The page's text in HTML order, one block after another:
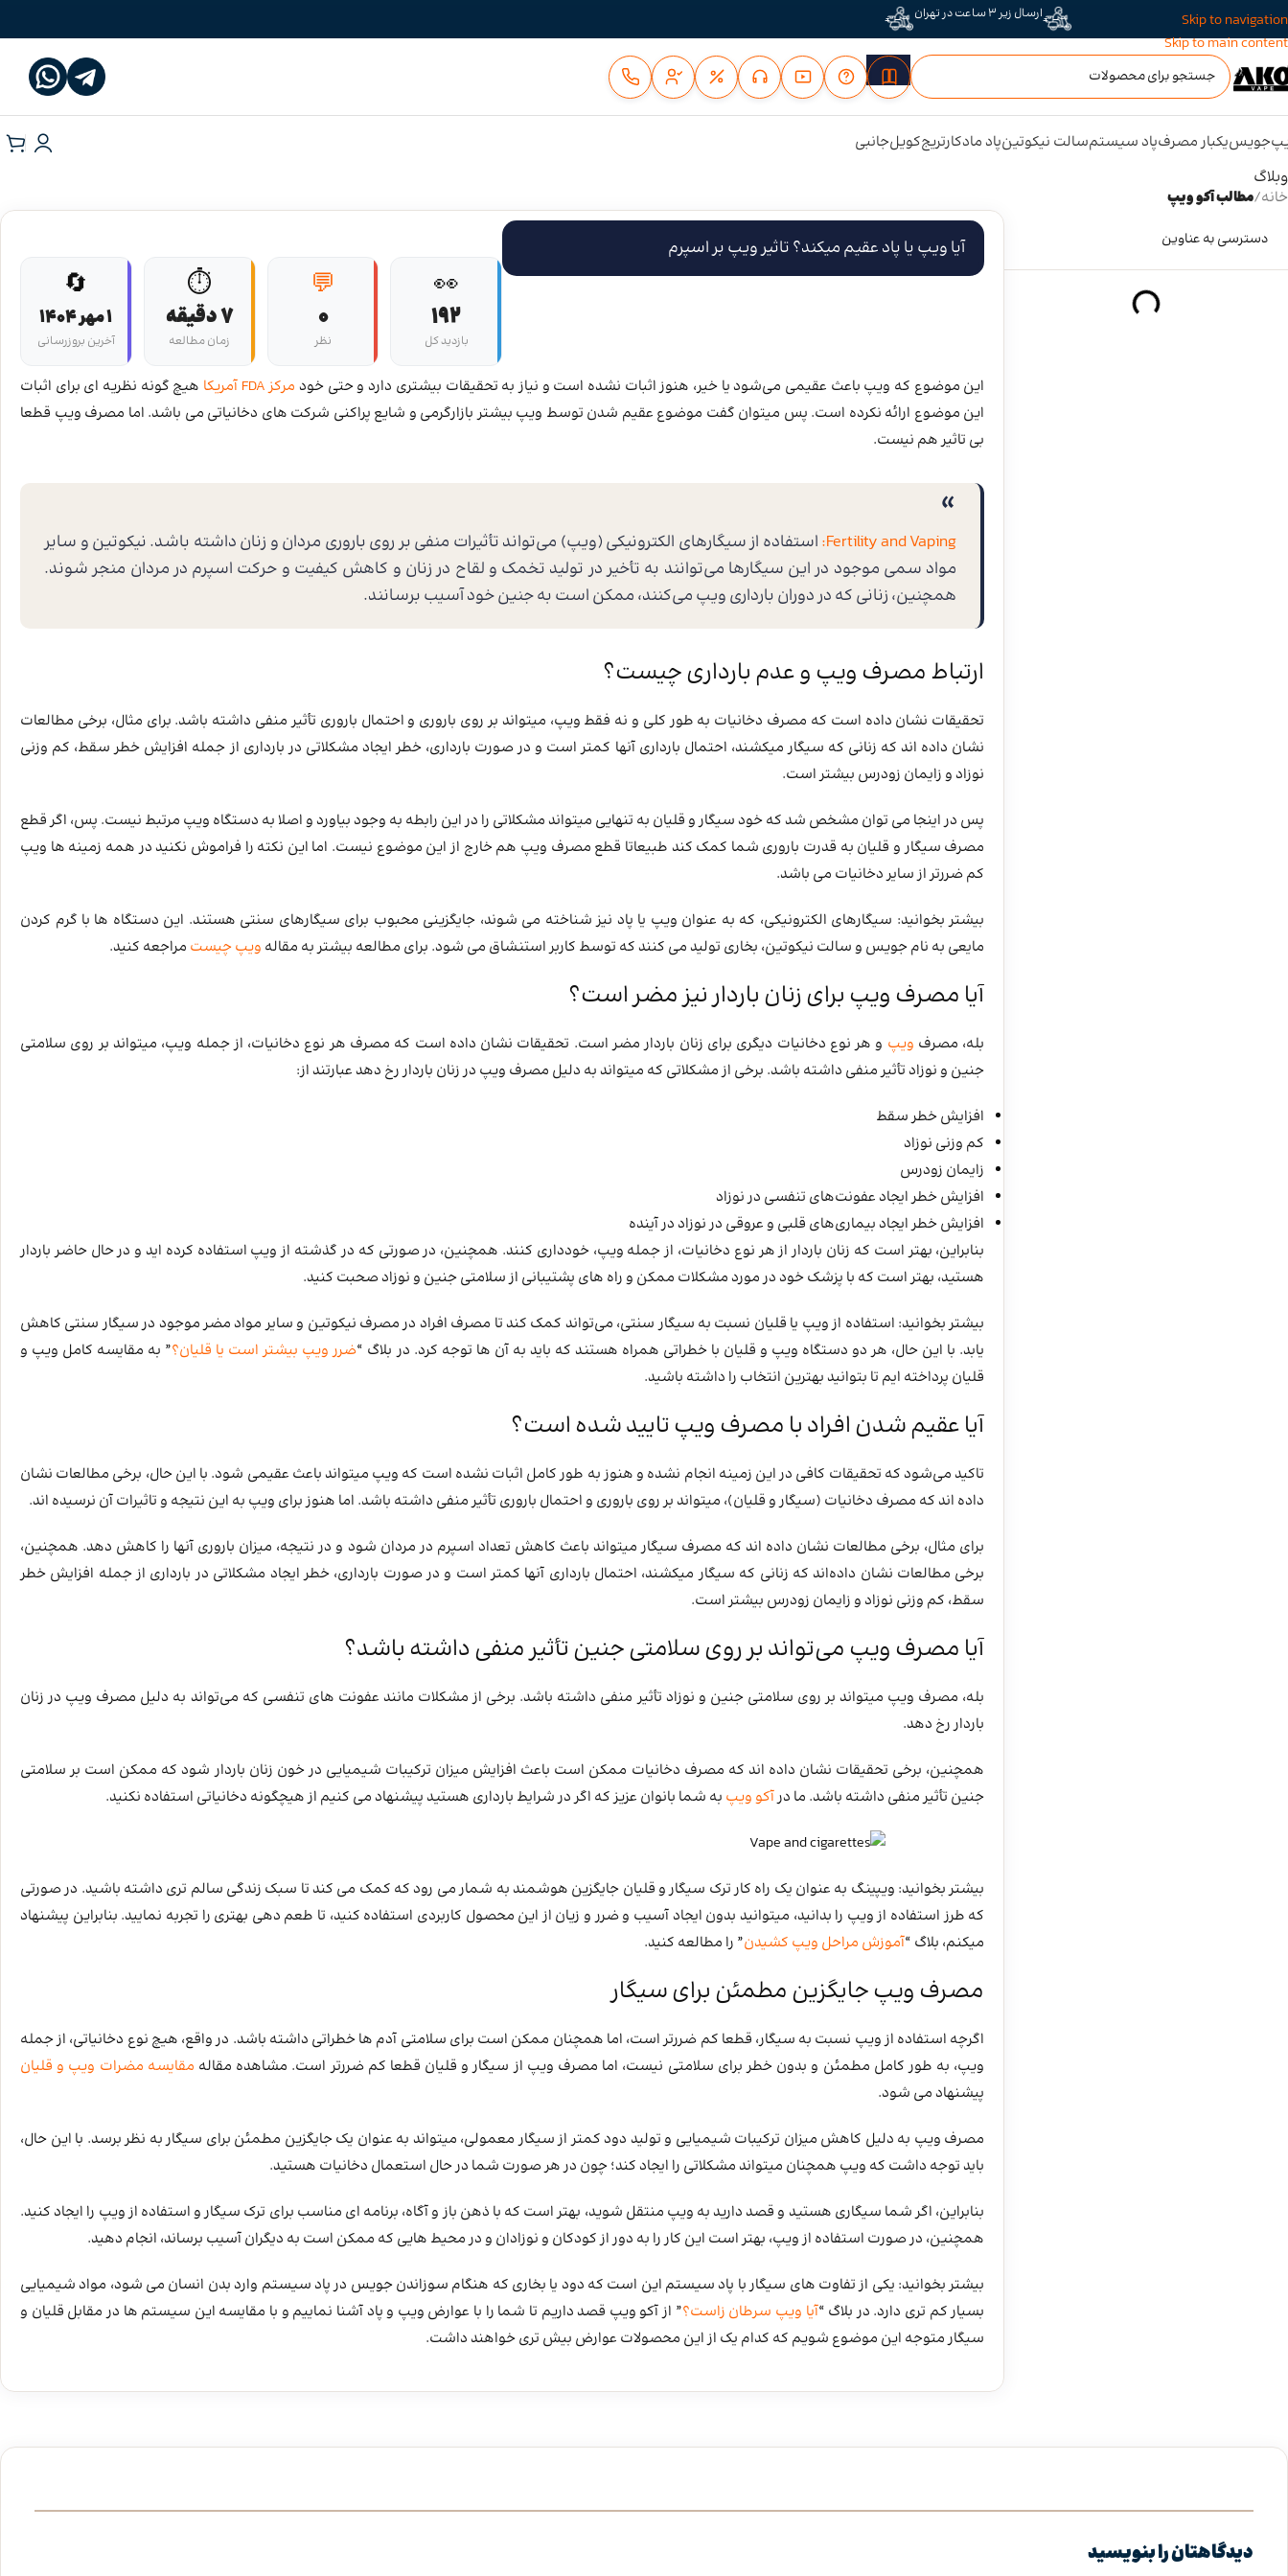
Skip to navigation
Skip to main content
ارسال زیر 3 ساعت در تهران
جویسیکبار مصرفپاد سیستمسالت نیکوتینپاد مادکارتریجکویلجانبی
وبلاگ
خانه/مطالب آکو ویپ
دسترسی به عناوین آیا ویپ یا پاد عقیم میکند؟ تاثیر ویپ بر اسپرم
👀
192
بازدید کل
💬
0
نظر
⏱️
7 دقیقه
زمان مطالعه
🔄
1 مهر 1404
آخرین بروزرسانی
این موضوع که ویپ باعث عقیمی می‌شود یا خیر، هنوز اثبات نشده است و نیاز به تحقیقات بیشتری دارد و حتی خود مرکز FDA آمریکا
هیچ گونه نظریه ای برای اثبات
این موضوع ارائه نکرده است. پس میتوان گفت موضوع عقیم شدن توسط ویپ بیشتر بازارگرمی و شایع پراکنی شرکت های دخانیاتی می باشد. اما مصرف ویپ قطعا
بی تاثیر هم نیست.
Fertility and Vaping: استفاده از سیگارهای الکترونیکی (ویپ) می‌تواند تأثیرات منفی بر روی باروری مردان و زنان داشته باشد. نیکوتین و سایر
مواد سمی موجود در این سیگارها می‌توانند به تأخیر در تولید تخمک و لقاح در زنان و کاهش کیفیت و حرکت اسپرم در مردان منجر شوند.
همچنین، زنانی که در دوران بارداری ویپ می‌کنند، ممکن است به جنین خود آسیب برسانند.
ارتباط مصرف ویپ و عدم بارداری چیست؟
تحقیقات نشان داده است که مصرف دخانیات به طور کلی و نه فقط ویپ، میتواند بر روی باروری و احتمال باروری تأثیر منفی داشته باشد. برای مثال، برخی مطالعات
نشان داده‌ اند که زنانی که سیگار میکشند، احتمال بارداری آنها کمتر است و در صورت بارداری، خطر ایجاد مشکلاتی در بارداری از جمله افزایش خطر سقط، کم وزنی
نوزاد و زایمان زودرس بیشتر است.
پس در اینجا می توان مشخص شد که خود سیگار و قلیان به تنهایی میتواند مشکلاتی را در این رابطه به وجود بیاورد و اصلا به دستگاه ویپ مرتبط نیست. پس، اگر قطع
مصرف سیگار و قلیان به قدرت باروری شما کمک کند طبیعاتا قطع مصرف ویپ هم خارج از این موضوع نیست. اما این نکته را فراموش نکنید در همه زمینه ها ویپ
کم ضررتر از سایر دخانیات می باشد.
بیشتر بخوانید: سیگارهای الکترونیکی، که به عنوان ویپ یا پاد نیز شناخته می ‌شوند، جایگزینی محبوب برای سیگارهای سنتی هستند. این دستگاه‌ ها با گرم کردن
مایعی به نام جویس و سالت نیکوتین، بخاری تولید می ‌کنند که توسط کاربر استنشاق می‌ شود. برای مطالعه بیشتر به مقاله ویپ چیست مراجعه کنید.
آیا مصرف ویپ برای زنان باردار نیز مضر است؟
بله، مصرف ویپ و هر نوع دخانیات دیگری برای زنان باردار مضر است. تحقیقات نشان داده است که مصرف هر نوع دخانیات، از جمله ویپ، میتواند بر روی سلامتی
جنین و نوزاد تأثیر منفی داشته باشد. برخی از مشکلاتی که میتواند به دلیل مصرف ویپ در زنان باردار رخ دهد عبارتند از:
افزایش خطر سقط
کم وزنی نوزاد
زایمان زودرس
افزایش خطر ایجاد عفونت‌های تنفسی در نوزاد
افزایش خطر ایجاد بیماری‌های قلبی و عروقی در نوزاد در آینده
بنابراین، بهتر است که زنان باردار از هر نوع دخانیات، از جمله ویپ، خودداری کنند. همچنین، در صورتی که در گذشته از ویپ استفاده کرده‌ اید و در حال حاضر باردار
هستید، بهتر است که با پزشک خود در مورد مشکلات ممکن و راه‌ های پشتیبانی از سلامتی جنین و نوزاد صحبت کنید.
بیشتر بخوانید: استفاده از ویپ یا قلیان نسبت به سیگار سنتی، می‌تواند کمک کند تا مصرف افراد در مصرف نیکوتین و سایر مواد مضر موجود در سیگار سنتی کاهش
یابد. با این حال، هر دو دستگاه ویپ و قلیان با خطراتی همراه هستند که باید به آن ها توجه کرد. در بلاگ “ضرر ویپ بیشتر است یا قلیان؟” به مقایسه کامل ویپ و
قلیان پرداخته ایم تا بتوانید بهترین انتخاب را داشته باشید.
آیا عقیم شدن افراد با مصرف ویپ تایید شده است؟
تاکید می‌شود که تحقیقات کافی در این زمینه انجام نشده و هنوز به طور کامل اثبات نشده است که ویپ میتواند باعث عقیمی شود. با این حال، برخی مطالعات نشان
داده‌ اند که مصرف دخانیات (سیگار و قلیان)، میتواند بر روی باروری و احتمال باروری تأثیر منفی داشته باشد. اما هنوز برای ویپ به این نتیجه و تاثیرات آن نرسیده اند.
برای مثال، برخی مطالعات نشان داده‌ اند که مصرف سیگار میتواند باعث کاهش تعداد اسپرم در مردان شود و در نتیجه، میزان باروری آنها را کاهش دهد. همچنین،
برخی مطالعات نشان داده‌اند که زنانی که سیگار میکشند، احتمال بارداری آنها کمتر است و در صورت بارداری، خطر ایجاد مشکلاتی در بارداری از جمله افزایش خطر
سقط، کم وزنی نوزاد و زایمان زودرس بیشتر است.
آیا مصرف ویپ می‌تواند بر روی سلامتی جنین تأثیر منفی داشته باشد؟
بله، مصرف ویپ میتواند بر روی سلامتی جنین و نوزاد تأثیر منفی داشته باشد. برخی از مشکلات مانند عفونت های تنفسی که می‌تواند به دلیل مصرف ویپ در زنان
باردار رخ دهد.
همچنین، برخی تحقیقات نشان داده‌ اند که مصرف دخانیات ممکن است باعث افزایش میزان ترکیبات شیمیایی در خون زنان باردار شود که ممکن است بر سلامتی
جنین تأثیر منفی داشته باشد. ما درآکو ویپ به شما بانوان عزیز که اگر در شرایط بارداری هستید پیشنهاد می کنیم از هیچگونه دخانیاتی استفاده نکنید.
بیشتر بخوانید: ویپینگ به عنوان یک راه کار ترک سیگار و قلیان جایگزین هوشمند به شمار می‌ رود که کمک می ‌کند تا سبک زندگی سالم ‌تری داشته باشید. در صورتی
که طرز استفاده از ویپ را بدانید، میتوانید بدون ایجاد آسیب و ضرر و زیان از این محصول کاربردی استفاده کنید، تا طعم دهی بهتری را تجربه نمایید. بنابراین پیشنهاد
میکنم، بلاگ “آموزش مراحل ویپ کشیدن” را مطالعه کنید.
مصرف ویپ جایگزین مطمئن برای سیگار
اگرچه استفاده از ویپ نسبت به سیگار، قطعا کم ضررتر است، اما همچنان ممکن است برای سلامتی آدم ها خطراتی داشته باشد. در واقع، هیچ نوع دخانیاتی، از جمله
ویپ، به طور کامل مطمئن و بدون خطر برای سلامتی نیست، اما مصرف ویپ از سیگار و قلیان قطعا کم ضررتر است. مشاهده مقاله مقایسه مضرات ویپ و قلیان
پیشنهاد می شود.
مصرف ویپ به دلیل کاهش میزان ترکیبات شیمیایی و تولید دود کمتر از سیگار معمولی، میتواند به عنوان یک جایگزین مطمئن برای سیگار به نظر برسد. با این حال،
باید توجه داشت که ویپ همچنان میتواند مشکلاتی را ایجاد کند؛ چون در هر صورت شما در حال استعمال دخانیات هستید.
بنابراین، اگر شما سیگاری هستید و قصد دارید به ویپ منتقل شوید، بهتر است که با ذهن باز و آگاه، برنامه‌ ای مناسب برای ترک سیگار و استفاده از ویپ را ایجاد کنید.
همچنین، در صورت استفاده از ویپ، بهتر است این کار را به دور از کودکان و نوزادان و در محیط‌ هایی که ممکن است به دیگران آسیب برساند، انجام دهید.
بیشتر بخوانید: یکی از تفاوت های سیگار با پاد سیستم این است که دود یا بخاری که هنگام سوزاندن جویس در پاد سیستم وارد بدن انسان می شود، مواد شیمیایی
بسیار کم تری دارد. در بلاگ “آیا ویپ سرطان زاست؟” از آکو ویپ قصد داریم تا شما را با عوارض ویپ و پاد آشنا نماییم و با مقایسه این سیستم ها در مقابل قلیان و
سیگار متوجه این موضوع شویم که کدام یک از این محصولات عوارض بیش تری خواهند داشت.
دیدگاهتان را بنویسید